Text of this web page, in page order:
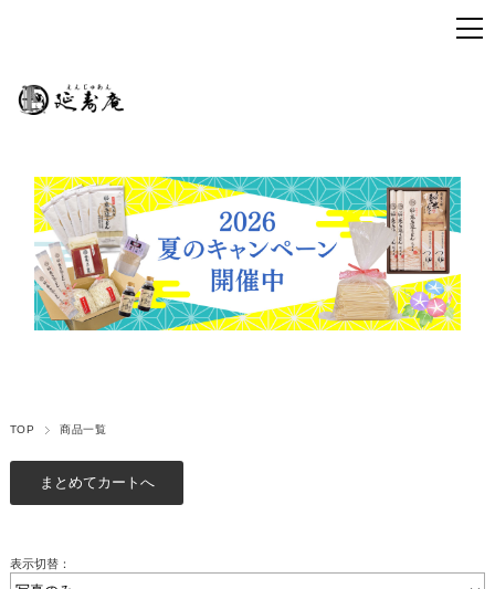
TOP 商品一覧
表示切替：